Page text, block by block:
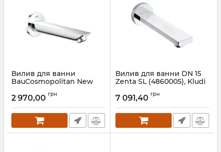
Вилив для ванни
BauCosmopolitan New
Артикул:13255001
2 970,00 грн
Вилив для ванни DN 15
Zenta SL (4860005), Kludi
7 091,40 грн